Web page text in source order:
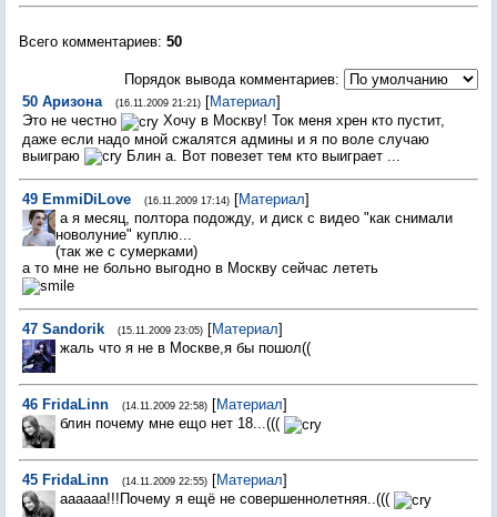
Всего комментариев: 50
Порядок вывода комментариев:
50 Аризона (16.11.2009 21:21) [Материал]
Это не честно
Хочу в Москву! Ток меня хрен кто пустит,
даже если надо мной сжалятся админы и я по воле случаю
выиграю
Блин а. Вот повезет тем кто выиграет ...
49 EmmiDiLove (16.11.2009 17:14) [Материал]
а я месяц, полтора подожду, и диск с видео "как снимали
новолуние" куплю...
(так же с сумерками)
а то мне не больно выгодно в Москву сейчас лететь
47 Sandorik (15.11.2009 23:05) [Материал]
жаль что я не в Москве,я бы пошол((
46 FridaLinn (14.11.2009 22:58) [Материал]
блин почему мне ещо нет 18...(((
45 FridaLinn (14.11.2009 22:55) [Материал]
аааааа!!!Почему я ещё не совершеннолетняя..(((